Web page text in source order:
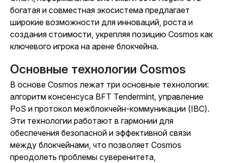
богатая и совместная экосистема предлагает
широкие возможности для инноваций, роста и
создания стоимости, укрепляя позицию Cosmos как
ключевого игрока на арене блокчейна.
Основные технологии Cosmos
В основе Cosmos лежат три основные технологии:
алгоритм консенсуса BFT Tendermint, управление
PoS и протокол межблокчейн-коммуникации (IBC).
Эти технологии работают в гармонии для
обеспечения безопасной и эффективной связи
между блокчейнами, что позволяет Cosmos
преодолеть проблемы суверенитета,